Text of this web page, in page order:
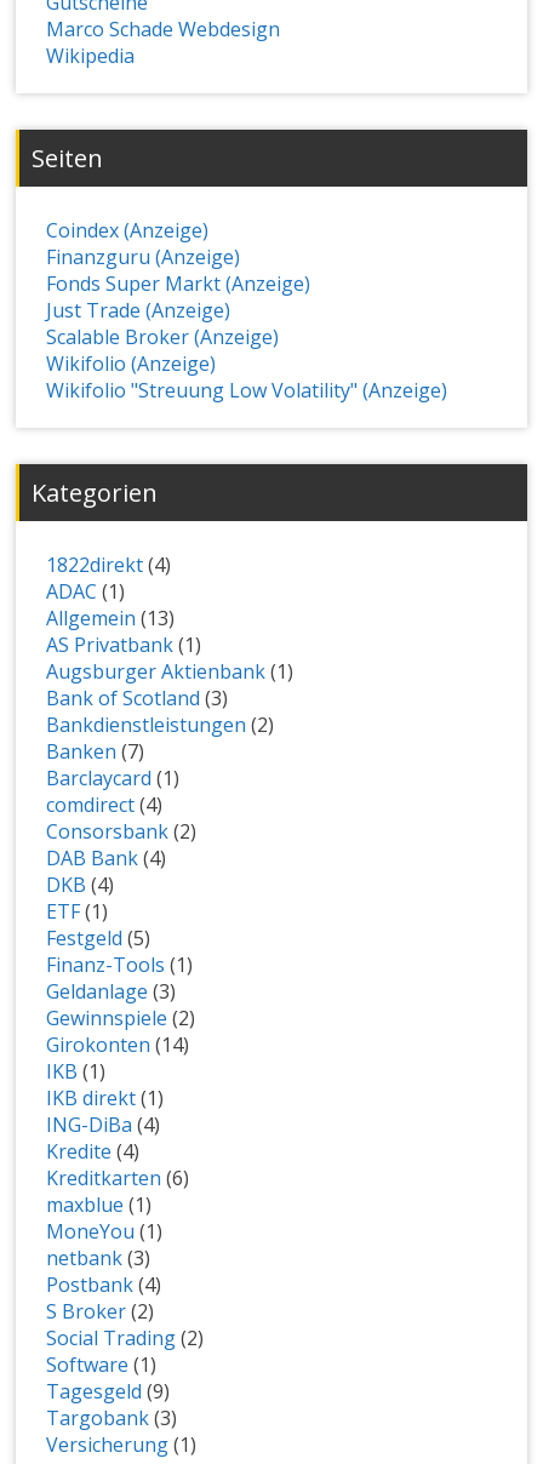
Marco Schade Webdesign
Wikipedia
Seiten
Coindex (Anzeige)
Finanzguru (Anzeige)
Fonds Super Markt (Anzeige)
Just Trade (Anzeige)
Scalable Broker (Anzeige)
Wikifolio (Anzeige)
Wikifolio "Streuung Low Volatility" (Anzeige)
Kategorien
1822direkt(4)
ADAC (1)
Allgemein (13)
AS Privatbank(1)
Augsburger Aktienbank(1)
Bank of Scotland (3)
Bankdienstleistungen (2)
Banken (7)
Barclaycard (1)
comdirect(4)
Consorsbank(2)
DAB Bank(4)
DKB (4)
ETF(1)
Festgeld (5)
Finanz-Tools (1)
Geldanlage (3)
Gewinnspiele (2)
Girokonten (14)
IKB (1)
IKB direkt(1)
ING-DiBa (4)
Kredite (4)
Kreditkarten (6)
maxblue (1)
MoneYou (1)
netbank(3)
Postbank(4)
S Broker(2)
Social Trading(2)
Software (1)
Tagesgeld (9)
Targobank(3)
Versicherung(1)